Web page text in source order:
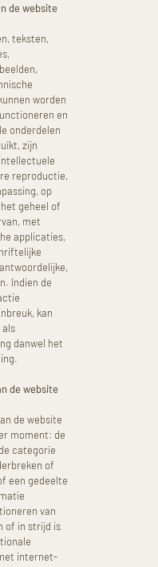
de website
teksten,
worden
en
onderdelen
zijn
reproductie,
op
geheel of
met
applicaties,
Indien de
kan
als
danwel het
de website
de website
moment: de
categorie
of
een gedeelte
van
of in strijd is
internet-